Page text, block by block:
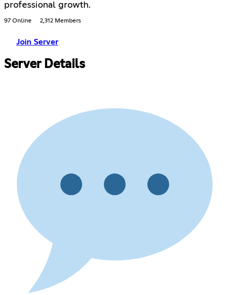
professional growth.
97 Online 2,312 Members
Join Server
Server Details